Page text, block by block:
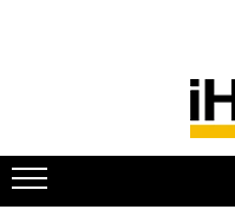
TELEFOANE & TABLETE
Telefoane iHunt
Smartphone